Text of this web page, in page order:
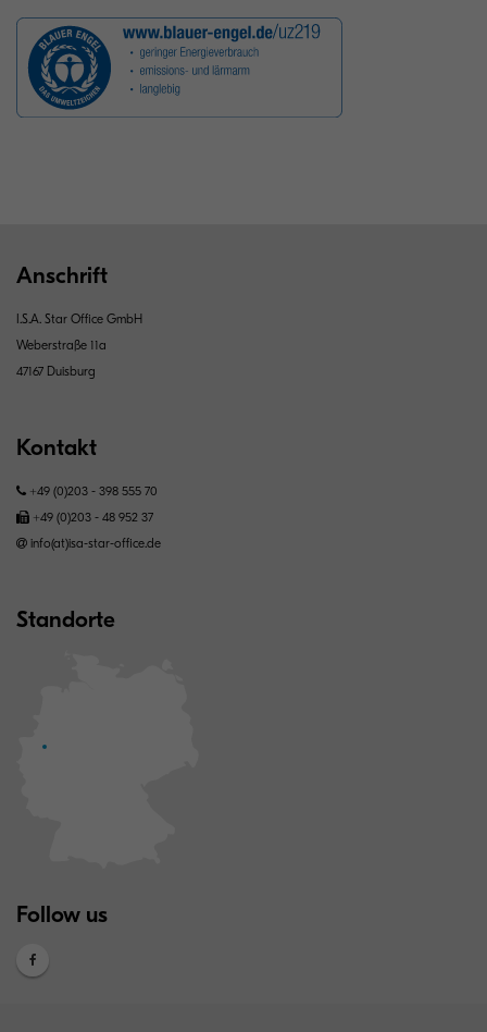
Anschrift
I.S.A. Star Office GmbH
Weberstraße 11a
47167 Duisburg
Kontakt
+49 (0)203 - 398 555 70
+49 (0)203 - 48 952 37
info(at)isa-star-office.de
Standorte
Follow us